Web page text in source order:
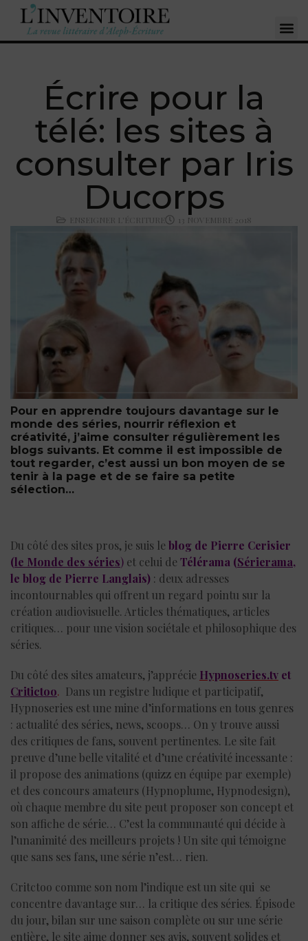
Écrire pour la
télé: les sites à
consulter par Iris
Ducorps
ENSEIGNER L'ÉCRITURE 13 NOVEMBRE 2018
Pour en apprendre toujours davantage sur le
monde des séries, nourrir réflexion et
créativité, j’aime consulter régulièrement les
blogs suivants. Et comme il est impossible de
tout regarder, c’est aussi un bon moyen de se
tenir à la page et de se faire sa petite
sélection…
Du côté des sites pros, je suis le blog de Pierre Cerisier
(le Monde des séries) et celui de Télérama (Sérierama,
le blog de Pierre Langlais) : deux adresses
incontournables qui offrent un regard pointu sur la
création audiovisuelle. Articles thématiques, articles
critiques… pour une vision sociétale et philosophique des
séries.
Du côté des sites amateurs, j’apprécie Hypnoseries.tv et
Critictoo. Dans un registre ludique et participatif,
Hypnoseries est une mine d’informations en tous genres
: actualité des séries, news, scoops… On y trouve aussi
des critiques de fans, souvent pertinentes. Le site fait
preuve d’une belle vitalité et d’une créativité incessante :
il propose des animations (quizz en équipe par exemple)
et des concours amateurs (Hypnoplume, Hypnodesign),
où chaque membre du site peut proposer son concept et
son affiche de série… C’est la communauté qui décide à
l’unanimité des meilleurs projets ! Un site qui témoigne
que sans ses fans, une série n’est… rien.
Critctoo comme son nom l’indique est un site qui se
concentre davantage sur… la critique des séries. Épisode
du jour, bilan sur une saison complète ou sur une série
entière, le site aime donner ses avis, souvent solides et